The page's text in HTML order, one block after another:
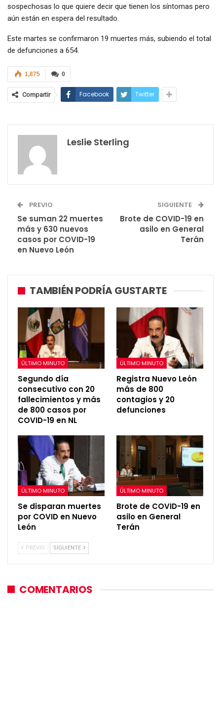
sospechosas lo que quiere decir que tienen los síntomas pero
aún están en espera del resultado.
Este martes se confirmaron 19 muertes más, subiendo el total
de defunciones a 654.
0
1,875
Compartir Facebook Twitter
Leslie Sterling
PREVIO
Se suman 22 muertes
más y 630 nuevos
casos por COVID-19
en Nuevo León
SIGUIENTE
Brote de COVID-19 en
asilo en General
Terán
TAMBIÉN PODRÍA GUSTARTE
ÚLTIMO MINUTO
Segundo día
consecutivo con 20
fallecimientos y más
de 800 casos por
COVID-19 en NL
ÚLTIMO MINUTO
Registra Nuevo León
más de 800
contagios y 20
defunciones
ÚLTIMO MINUTO
Se disparan muertes
por COVID en Nuevo
León
ÚLTIMO MINUTO
Brote de COVID-19 en
asilo en General
Terán
PREVIO SIGUIENTE
COMENTARIOS